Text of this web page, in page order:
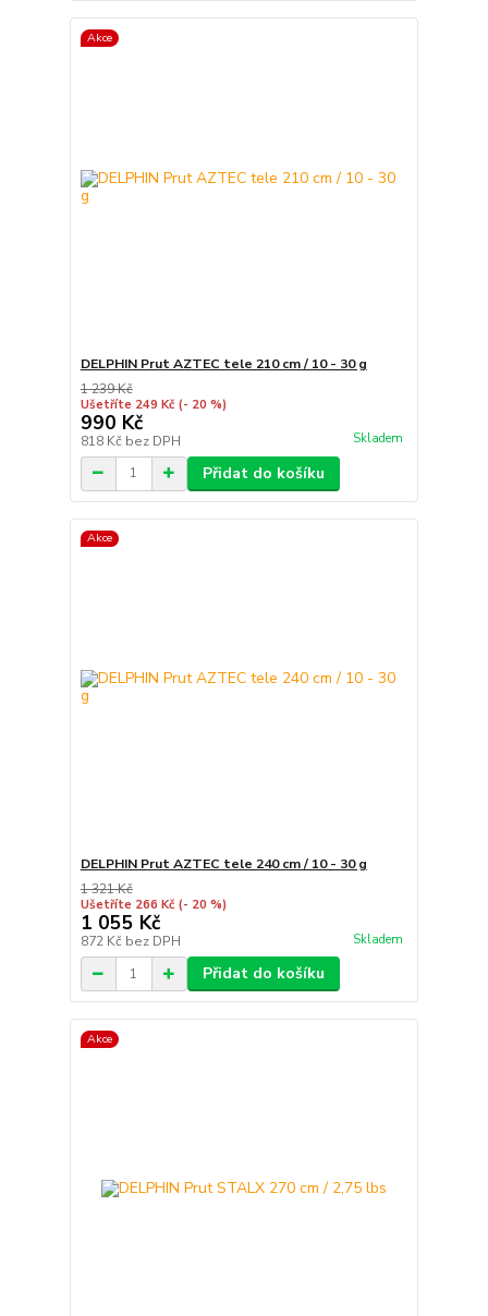
Akce
DELPHIN Prut AZTEC tele 210 cm / 10 - 30 g
1 239 Kč
Ušetříte 249 Kč (- 20 %)
990 Kč
818 Kč bez DPH Skladem
Přidat do košíku
Akce
DELPHIN Prut AZTEC tele 240 cm / 10 - 30 g
1 321 Kč
Ušetříte 266 Kč (- 20 %)
1 055 Kč
872 Kč bez DPH Skladem
Přidat do košíku
Akce